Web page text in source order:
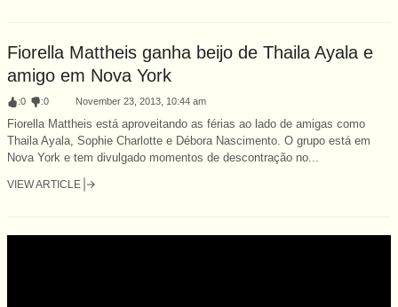
Fiorella Mattheis ganha beijo de Thaila Ayala e
amigo em Nova York
:0 :0 November 23, 2013, 10:44 am
Fiorella Mattheis está aproveitando as férias ao lado de amigas como
Thaila Ayala, Sophie Charlotte e Débora Nascimento. O grupo está em
Nova York e tem divulgado momentos de descontração no...
VIEW ARTICLE